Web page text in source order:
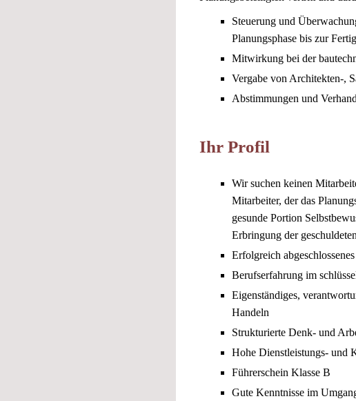
Steuerung und
Planungsphase bis zur
Mitwirkung bei der
Vergabe von Architekten-,
Abstimmungen und
Ihr Profil
Wir suchen keinen
Mitarbeiter, der das
gesunde Portion
Erbringung der
Erfolgreich
Berufserfahrung im
Eigenständiges,
Handeln
Strukturierte Denk- und
Hohe Dienstleistungs- und
Führerschein Klasse B
Gute Kenntnisse im